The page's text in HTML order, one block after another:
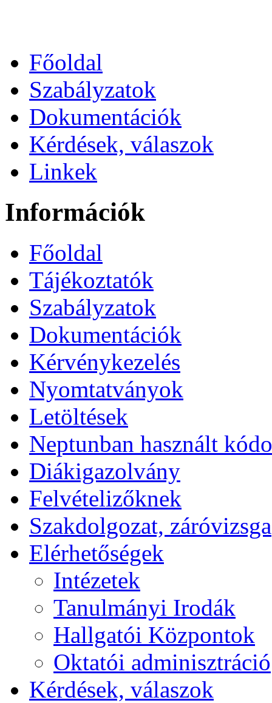
Főoldal
Szabályzatok
Dokumentációk
Kérdések, válaszok
Linkek
Információk
Főoldal
Tájékoztatók
Szabályzatok
Dokumentációk
Kérvénykezelés
Nyomtatványok
Letöltések
Neptunban használt
Diákigazolvány
Felvételizőknek
Szakdolgozat, záróvizsga
Elérhetőségek
Intézetek
Tanulmányi Irodák
Hallgatói Központok
Oktatói adminisztráció
Kérdések, válaszok